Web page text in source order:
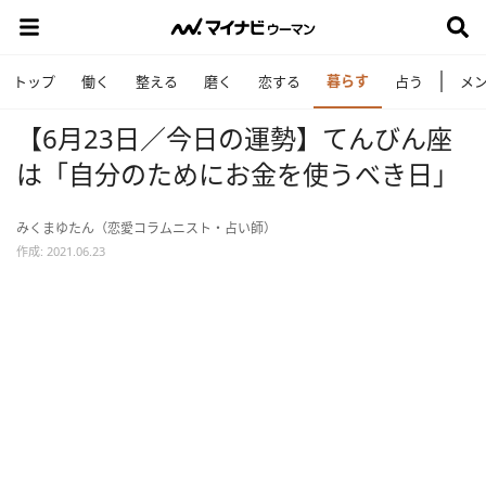
トップ 働く 整える 磨く 恋する 暮らす 占う メ
【6月23日／今日の運勢】てんびん座
は「自分のためにお金を使うべき日」
みくまゆたん（恋愛コラムニスト・占い師）
作成: 2021.06.23